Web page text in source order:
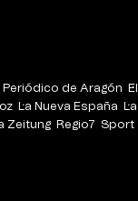
Periódico de Aragón
La Nueva España
Zeitung Regio7 Sport